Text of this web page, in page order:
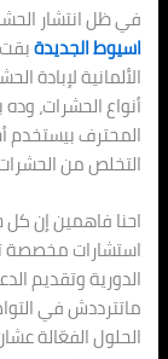
في ظل انتشار
اسيوط الجديدة
الألمانية لإبادة
أنواع الحشرات،
المحترف بيستخدم
التخلص من
احنا فاهمين إن
استشارات مخصصة
الدورية وتقديم
الحلول الفعّالة